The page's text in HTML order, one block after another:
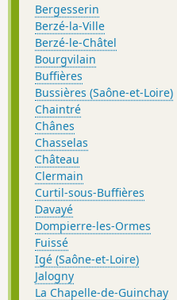
Bergesserin
Berzé-la-Ville
Berzé-le-Châtel
Bourgvilain
Buffières
Bussières (Saône-et-Loire)
Chaintré
Chânes
Chasselas
Château
Clermain
Curtil-sous-Buffières
Davayé
Dompierre-les-Ormes
Fuissé
Igé (Saône-et-Loire)
Jalogny
La Chapelle-de-Guinchay